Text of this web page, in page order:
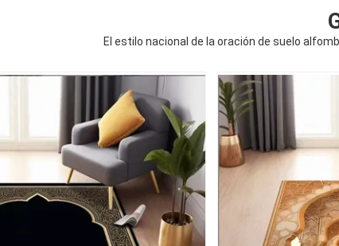
El estilo nacional de la oración de suelo